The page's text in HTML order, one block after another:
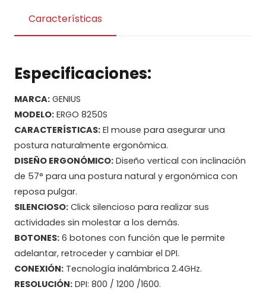
Características
Especificaciones:
MARCA: GENIUS
MODELO: ERGO 8250S
CARACTERÍSTICAS: El mouse para asegurar una
postura naturalmente ergonómica.
DISEÑO ERGONÓMICO: Diseño vertical con inclinación
de 57° para una postura natural y ergonómica con
reposa pulgar.
SILENCIOSO: Click silencioso para realizar sus
actividades sin molestar a los demás.
BOTONES: 6 botones con función que le permite
adelantar, retroceder y cambiar el DPI.
CONEXIÓN: Tecnología inalámbrica 2.4GHz.
RESOLUCIÓN: DPI: 800 / 1200 /1600.